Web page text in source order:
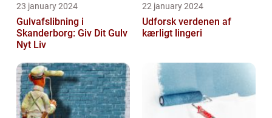
23 january 2024
Gulvafslibning i
Skanderborg: Giv Dit Gulv
Nyt Liv
22 january 2024
Udforsk verdenen af
kærligt lingeri